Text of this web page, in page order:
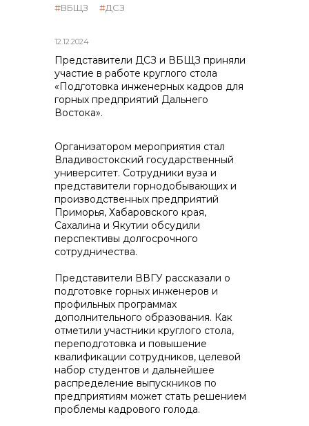
реализация неликвидов
контакты отдела закупок
Контакты
+7 (423) 234 50 50
info@vostokcement.ru
12.12.2024
ВБЩЗ ДСЗ
Представители ДСЗ и ВБЩЗ приняли
участие в работе круглого стола
«Подготовка инженерных кадров для
горных предприятий Дальнего
Востока».
Организатором мероприятия стал
Владивостокский государственный
университет. Сотрудники вуза и
представители горнодобывающих и
производственных предприятий
Приморья, Хабаровского края,
Сахалина и Якутии обсудили
перспективы долгосрочного
сотрудничества.
Представители ВВГУ рассказали о
подготовке горных инженеров и
профильных программах
дополнительного образования. Как
отметили участники круглого стола,
переподготовка и повышение
квалификации сотрудников, целевой
набор студентов и дальнейшее
распределение выпускников по
предприятиям может стать решением
проблемы кадрового голода.